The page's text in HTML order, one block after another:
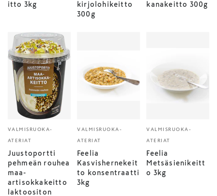
itto 3kg
kirjolohikeitto
300g
kanakeitto 300g
VALMISRUOKA-
ATERIAT
Juustoportti
pehmeän rouhea
maa-
artisokkakeitto
laktoositon
VALMISRUOKA-
ATERIAT
Feelia
Kasvishernekeit
to konsentraatti
3kg
VALMISRUOKA-
ATERIAT
Feelia
Metsäsienikeitt
o 3kg